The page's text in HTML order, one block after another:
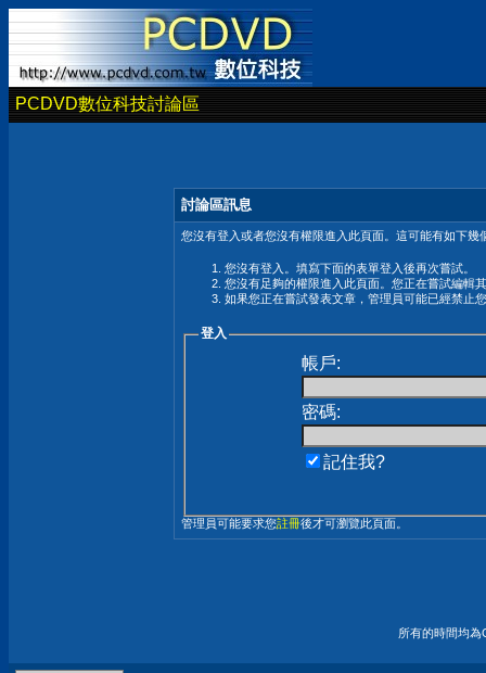
PCDVD數位科技討論區
討論區訊息
您沒有登入或者您沒有權限進入此頁面。這可能有如下幾
您沒有登入。填寫下面的表單登入後再次嘗試。
您沒有足夠的權限進入此頁面。您正在嘗試編輯
如果您正在嘗試發表文章，管理員可能已經禁止
登入
帳戶:
密碼:
記住我?
管理員可能要求您註冊後才可瀏覽此頁面。
所有的時間均為